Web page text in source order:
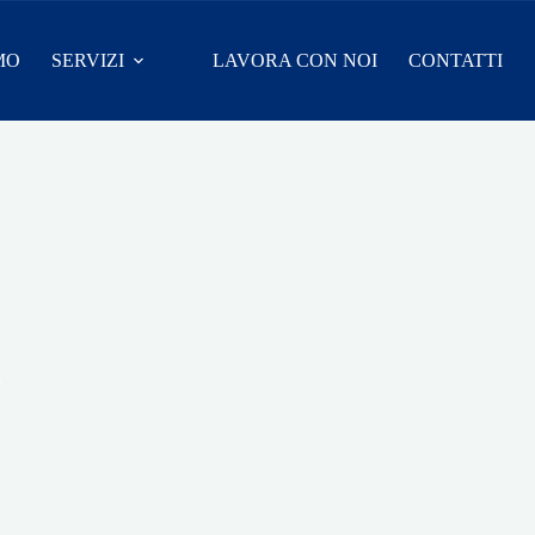
SERVIZI LAVORA CON NOI CONTATTI